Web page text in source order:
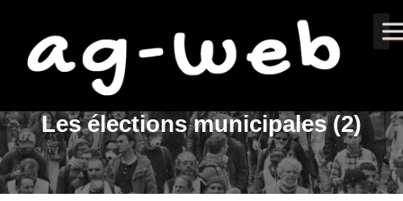
Les élections municipales (2)